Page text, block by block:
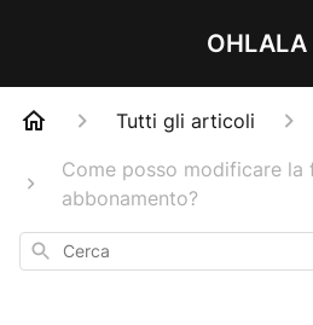
OHLALA
Tutti gli articoli
Come posso modificare la
abbonamento?
Cerca